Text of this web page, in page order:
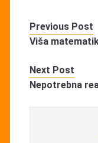
Previous Post
Viša
Next Post
Nepotrebna